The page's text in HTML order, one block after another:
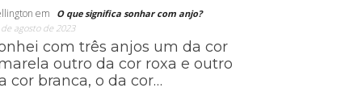
em
O que significa sonhar com anjo?
agosto de 2023
com três anjos um da cor
outro da cor roxa e outro
cor branca, o da cor…